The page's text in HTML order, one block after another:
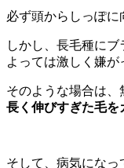
必ず頭からしっぽに
しかし、長毛種に
よっては激しく嫌が
そのような場合は、
長く伸びすぎた毛を
そして、病気にな